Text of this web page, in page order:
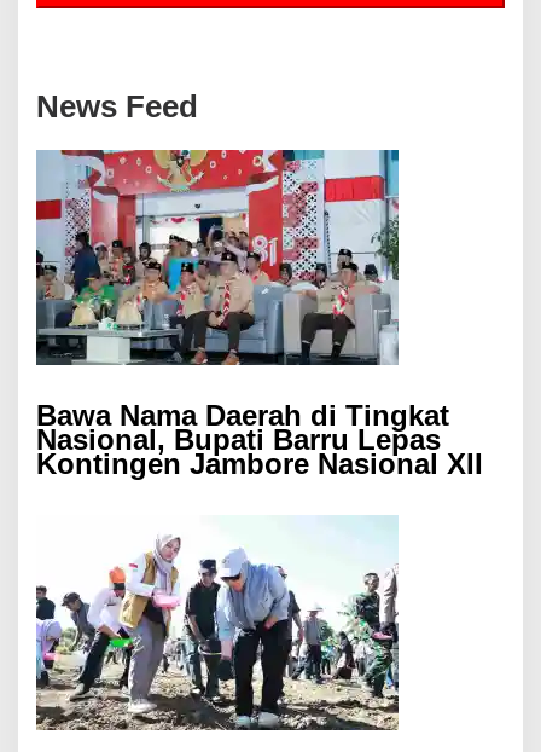
News Feed
Bawa Nama Daerah di Tingkat
Nasional, Bupati Barru Lepas
Kontingen Jambore Nasional XII